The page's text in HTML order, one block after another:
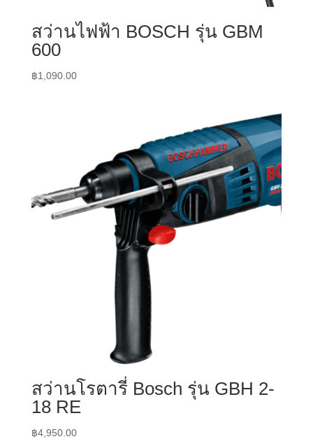
สว่านไฟฟ้า BOSCH รุ่น GBM
600
฿1,090.00
สว่านโรตารี่ Bosch รุ่น GBH 2-
18 RE
฿4,950.00